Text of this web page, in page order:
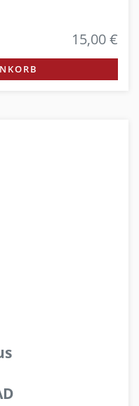
15,00 €